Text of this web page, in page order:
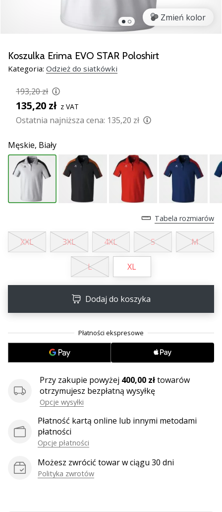
–
Nasze
porady
pomogą
Ci
wybrać
idealny
Znajdź
buty,
ubrania
i…
2 min. czytanie
Zostań
Weplayvolleyball
jesteś
siatkówki,
tak
do
Ambasador
Marki.
Pokaż
Zmień kolor
Koszulka Erima EVO STAR Poloshirt
Kategoria: Odzież do siatkówki
193,20 zł
135,20 zł z VAT
Ostatnia najniższa cena: 135,20 zł
Męskie, Biały
Tabela rozmiarów
XXL 3XL 4XL S M
L XL
Dodaj do koszyka
Przy zakupie powyżej 400,00 złtowarów
otrzymujesz bezpłatną wysyłkę
Opcje wysyłki
Płatność kartą online lub innymi metodami
płatności
Opcje płatności
Możesz zwrócić towar w ciągu 30 dni
Polityka zwrotów